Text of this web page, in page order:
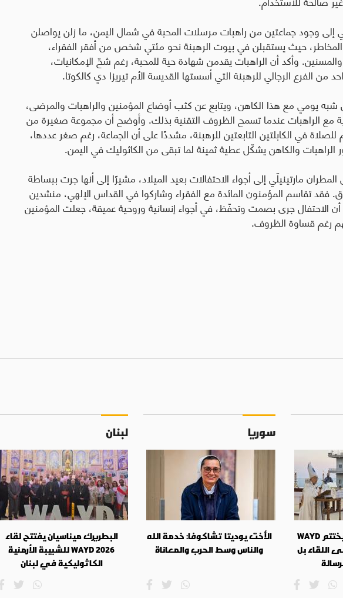
إلى وجود جماعتين من راهبات مرسلات المحبة في شمال اليمن، ما زلن يواصلن
المخاطر، حيث يستقبلن في بيوت الرهبنة نحو مئتي شخص من أفقر الفقراء،
وأكد أن الراهبات يقدمن شهادة حية للمحبة، رغم شحّ الإمكانيات،
من الفرع الرجالي للرهبنة التي أسستها القديسة الأم تيريزا دي كالكوتا.
يومي مع هذا الكاهن، ويتابع عن كثب أوضاع المؤمنين والراهبات والمرضى،
مع الراهبات عندما تسمح الظروف التقنية بذلك. وأوضح أن مجموعة صغيرة من
للصلاة في الكابلتين التابعتين للرهبنة، مشددًا على أن الجماعة، رغم صغر عددها،
والكاهن يشكّل عطية ثمينة لما تبقى من الكاثوليك في اليمن.
مارتينيلّي إلى أجواء الاحتفالات بعيد الميلاد، مشيرًا إلى أنها جرت ببساطة
فقد تقاسم المؤمنون المائدة مع الفقراء وشاركوا في القداس الإلهي، منشدين
أن الاحتفال جرى بصمت وتحفّظ، في أجواء إنسانية وروحية عميقة، جعلت المؤمنين
رغم قساوة الظروف.
البطريرك ميناسيان يختتم WAYD
اللقاء بل
سوريا
الأخت يوديتا تشاكوفا: خدمة الله
والناس وسط الحرب والمعاناة
لبنان
البطريرك ميناسيان يفتتح لقاء
WAYD 2026 للشبيبة الأرمنية
الكاثوليكية في لبنان